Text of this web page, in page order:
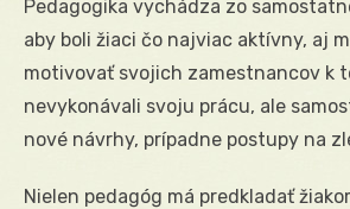
Pedagogika vychádza zo
aby boli žiaci čo najviac aktívny, aj
motivovať svojich zamestnancov k
nevykonávali svoju prácu, ale
nové návrhy, prípadne postupy na
Nielen pedagóg má predkladať